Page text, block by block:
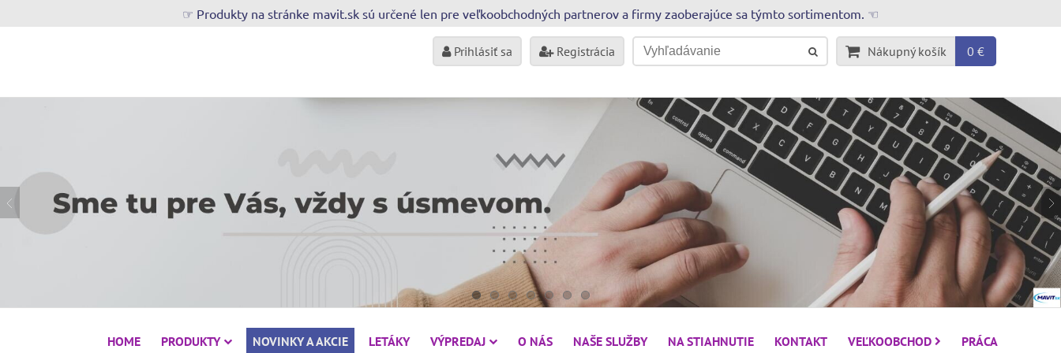
☞ Produkty na stránke mavit.sk sú určené len pre veľkoobchodných partnerov a firmy zaoberajúce sa týmto sortimentom. ☜
Prihlásiť sa Registrácia Nákupný košík 0 €
HOME PRODUKTY NOVINKY A AKCIE LETÁKY VÝPREDAJ O NÁS NAŠE SLUŽBY NA STIAHNUTIE KONTAKT VEĽKOOBCHOD PRÁCA